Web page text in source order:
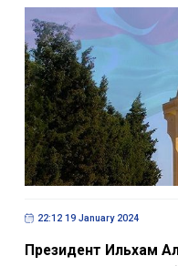
22:12 19 January 2024
Президент Ильхам